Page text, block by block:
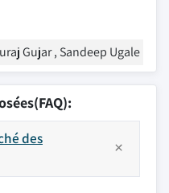
Gujar , Sandeep Ugale
des